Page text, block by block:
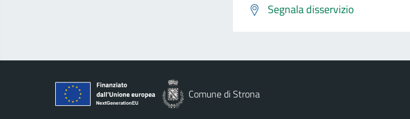
Segnala disservizio
Comune di Strona